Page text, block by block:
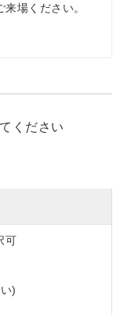
場ください。
ください
可
)